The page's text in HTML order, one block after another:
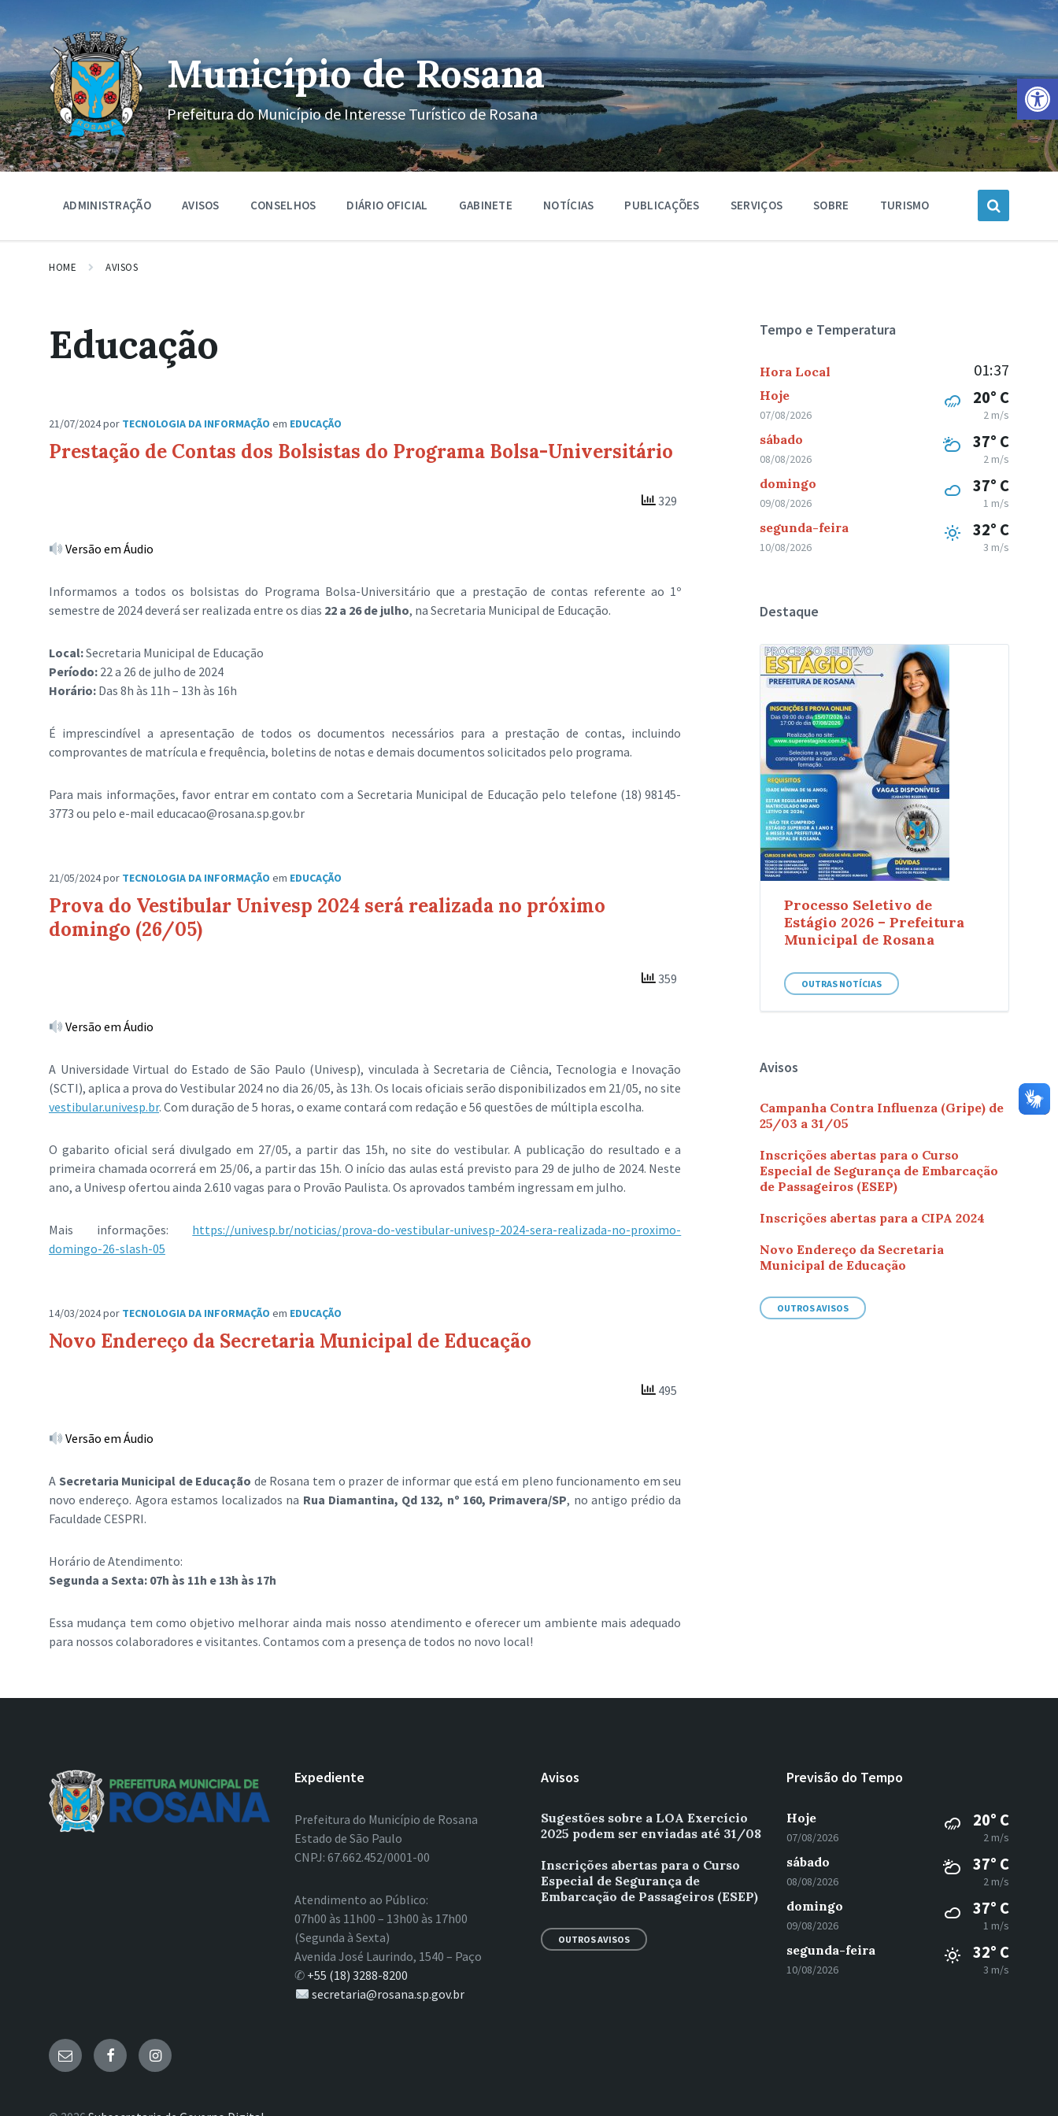
Barra de Ferramentas Aberta
o
conteúdo
a
navegação
principal
o
rodapé
Município de Rosana
Prefeitura do Município de Interesse Turístico de Rosana
ADMINISTRAÇÃO AVISOS CONSELHOS DIÁRIO OFICIAL GABINETE NOTÍCIAS PUBLICAÇÕES SERVIÇOS SOBRE TURISMO
HOME AVISOS
Educação
21/07/2024por TECNOLOGIA DA INFORMAÇÃO em EDUCAÇÃO
Prestação de Contas dos Bolsistas do Programa Bolsa-Universitário
329
Versão em Áudio
Informamos a todos os bolsistas do Programa Bolsa-Universitário que a prestação de contas referente ao 1º
semestre de 2024 deverá ser realizada entre os dias 22 a 26 de julho, na Secretaria Municipal de Educação.
Local:Secretaria Municipal de Educação
Período: 22 a 26 de julho de 2024
Horário: Das 8h às 11h – 13h às 16h
É imprescindível a apresentação de todos os documentos necessários para a prestação de contas, incluindo
comprovantes de matrícula e frequência, boletins de notas e demais documentos solicitados pelo programa.
Para mais informações, favor entrar em contato com a Secretaria Municipal de Educação pelo telefone (18) 98145-
3773 ou pelo e-mail educacao@rosana.sp.gov.br
21/05/2024por TECNOLOGIA DA INFORMAÇÃO em EDUCAÇÃO
Prova do Vestibular Univesp 2024 será realizada no próximo
domingo (26/05)
359
Versão em Áudio
A Universidade Virtual do Estado de São Paulo (Univesp), vinculada à Secretaria de Ciência, Tecnologia e Inovação
(SCTI), aplica a prova do Vestibular 2024 no dia 26/05, às 13h. Os locais oficiais serão disponibilizados em 21/05, no site
vestibular.univesp.br. Com duração de 5 horas, o exame contará com redação e 56 questões de múltipla escolha.
O gabarito oficial será divulgado em 27/05, a partir das 15h, no site do vestibular. A publicação do resultado e a
primeira chamada ocorrerá em 25/06, a partir das 15h. O início das aulas está previsto para 29 de julho de 2024. Neste
ano, a Univesp ofertou ainda 2.610 vagas para o Provão Paulista. Os aprovados também ingressam em julho.
Mais informações: https://univesp.br/noticias/prova-do-vestibular-univesp-2024-sera-realizada-no-proximo-
domingo-26-slash-05
14/03/2024por TECNOLOGIA DA INFORMAÇÃO em EDUCAÇÃO
Novo Endereço da Secretaria Municipal de Educação
495
Versão em Áudio
A Secretaria Municipal de Educação de Rosana tem o prazer de informar que está em pleno funcionamento em seu
novo endereço. Agora estamos localizados na Rua Diamantina, Qd 132, nº 160, Primavera/SP, no antigo prédio da
Faculdade CESPRI.
Horário de Atendimento:
Segunda a Sexta: 07h às 11h e 13h às 17h
Essa mudança tem como objetivo melhorar ainda mais nosso atendimento e oferecer um ambiente mais adequado
para nossos colaboradores e visitantes. Contamos com a presença de todos no novo local!
Tempo e Temperatura
Hora Local 01:37
Hoje
07/08/2026
20° C
2 m/s
sábado
08/08/2026
37° C
2 m/s
domingo
09/08/2026
37° C
1 m/s
segunda-feira
10/08/2026
32° C
3 m/s
Destaque
Processo Seletivo de
Estágio 2026 – Prefeitura
Municipal de Rosana
OUTRAS NOTÍCIAS
Avisos
Campanha Contra Influenza (Gripe) de
25/03 a 31/05
Inscrições abertas para o Curso
Especial de Segurança de Embarcação
de Passageiros (ESEP)
Inscrições abertas para a CIPA 2024
Novo Endereço da Secretaria
Municipal de Educação
OUTROS AVISOS
Expediente
Prefeitura do Município de Rosana
Estado de São Paulo
CNPJ: 67.662.452/0001-00
Atendimento ao Público:
07h00 às 11h00 – 13h00 às 17h00
(Segunda à Sexta)
Avenida José Laurindo, 1540 – Paço
✆ +55 (18) 3288-8200
secretaria@rosana.sp.gov.br
Avisos
Sugestões sobre a LOA Exercício
2025 podem ser enviadas até 31/08
Inscrições abertas para o Curso
Especial de Segurança de
Embarcação de Passageiros (ESEP)
OUTROS AVISOS
Previsão do Tempo
Hoje
07/08/2026
20° C
2 m/s
sábado
08/08/2026
37° C
2 m/s
domingo
09/08/2026
37° C
1 m/s
segunda-feira
10/08/2026
32° C
3 m/s
E- FacebookInstagram